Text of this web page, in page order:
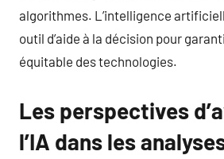
algorithmes. L’intelligence
outil d’aide à la décision pour
équitable des technologies.
Les perspectives
l’IA dans les